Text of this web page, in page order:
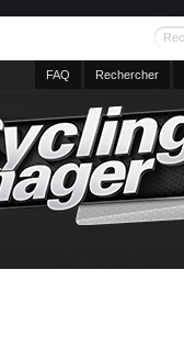
FAQ Rechercher